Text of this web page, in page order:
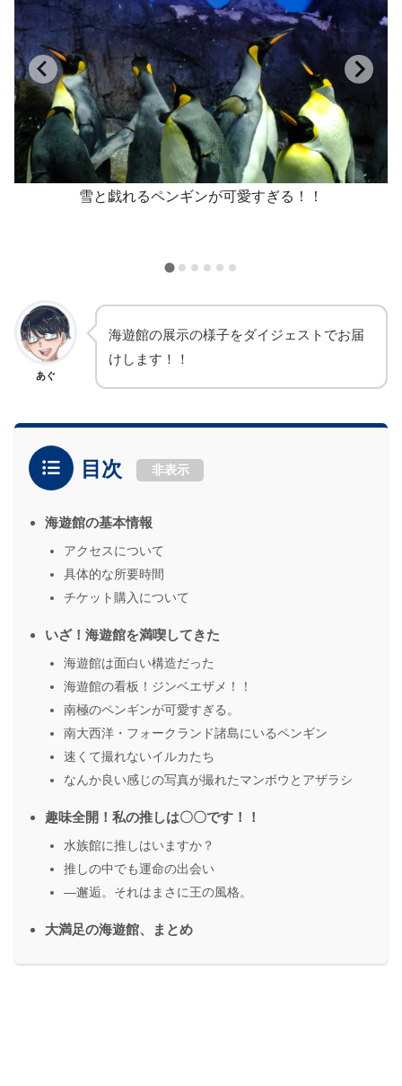
雪と戯れるペンギンが可愛すぎる！！
あぐ
海遊館の展示の様子をダイジェストでお届
けします！！
目次 非表示
海遊館の基本情報
アクセスについて
具体的な所要時間
チケット購入について
いざ！海遊館を満喫してきた
海遊館は面白い構造だった
海遊館の看板！ジンベエザメ！！
南極のペンギンが可愛すぎる。
南大西洋・フォークランド諸島にいるペンギン
速くて撮れないイルカたち
なんか良い感じの写真が撮れたマンボウとアザラシ
趣味全開！私の推しは〇〇です！！
水族館に推しはいますか？
推しの中でも運命の出会い
―邂逅。それはまさに王の風格。
大満足の海遊館、まとめ